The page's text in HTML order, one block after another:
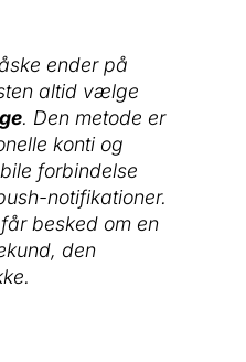
ender på
altid vælge
. Den metode er
konti og
forbindelse
notifikationer.
besked om en
den